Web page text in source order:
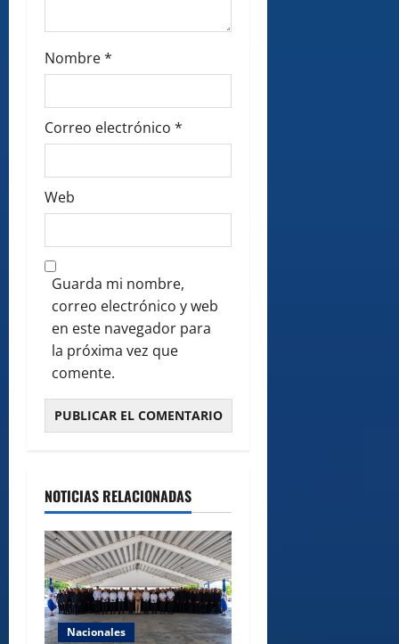
Nombre*
Correo electrónico *
Web
Guarda mi nombre,
correo electrónico y web
en este navegador para
la próxima vez que
comente.
NOTICIAS RELACIONADAS
Nacionales